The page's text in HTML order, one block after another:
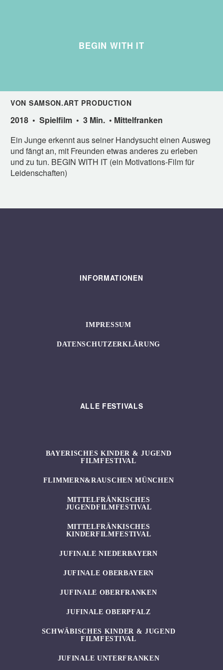
BEGIN WITH IT
VON SAMSON.ART PRODUCTION
2018 • Spielfilm • 3 Min. • Mittelfranken
Ein Junge erkennt aus seiner Handysucht einen Ausweg
und fängt an, mit Freunden etwas anderes zu erleben
und zu tun. BEGIN WITH IT (ein Motivations-Film für
Leidenschaften)
INFORMATIONEN
IMPRESSUM
DATENSCHUTZERKLÄRUNG
ALLE FESTIVALS
BAYERISCHES KINDER & JUGEND
FILMFESTIVAL
FLIMMERN&RAUSCHEN MÜNCHEN
MITTELFRÄNKISCHES
JUGENDFILMFESTIVAL
MITTELFRÄNKISCHES
KINDERFILMFESTIVAL
JUFINALE NIEDERBAYERN
JUFINALE OBERBAYERN
JUFINALE OBERFRANKEN
JUFINALE OBERPFALZ
SCHWÄBISCHES KINDER & JUGEND
FILMFESTIVAL
JUFINALE UNTERFRANKEN